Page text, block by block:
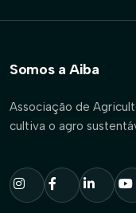
Somos a Aiba
Associação de
cultiva o agro